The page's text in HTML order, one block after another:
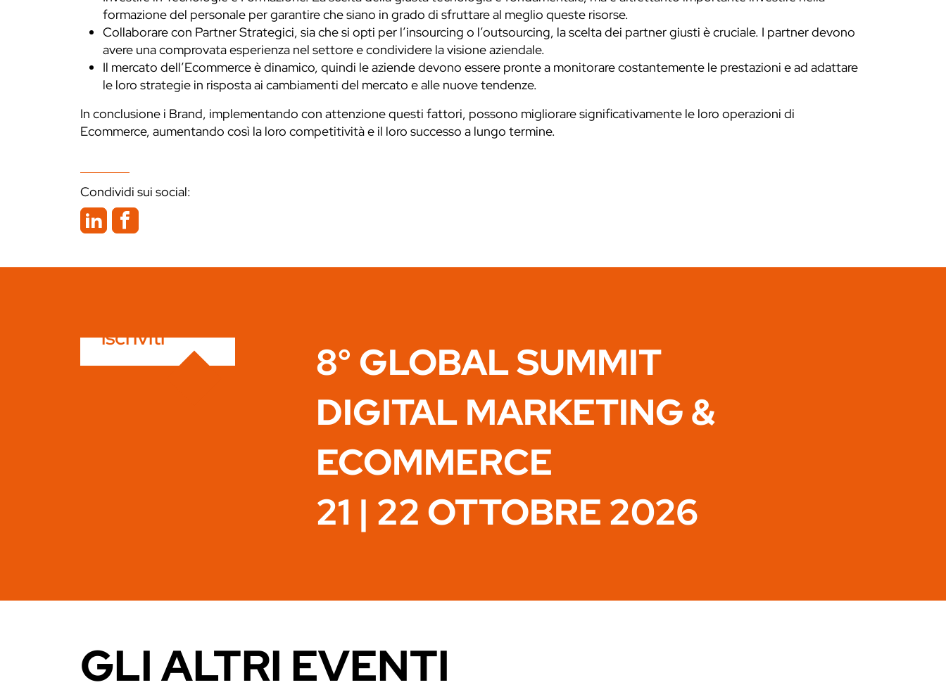
formazione del personale per garantire che siano in grado di sfruttare al meglio queste risorse.
Collaborare con Partner Strategici, sia che si opti per l’insourcing o l’outsourcing, la scelta dei partner giusti è cruciale. I partner devono
avere una comprovata esperienza nel settore e condividere la visione aziendale.
Il mercato dell’Ecommerce è dinamico, quindi le aziende devono essere pronte a monitorare costantemente le prestazioni e ad adattare
le loro strategie in risposta ai cambiamenti del mercato e alle nuove tendenze.
In conclusione i Brand, implementando con attenzione questi fattori, possono migliorare significativamente le loro operazioni di
Ecommerce, aumentando così la loro competitività e il loro successo a lungo termine.
Condividi sui social:
iscriviti
8° GLOBAL SUMMIT
DIGITAL MARKETING &
ECOMMERCE
21 | 22 OTTOBRE 2026
GLI ALTRI EVENTI